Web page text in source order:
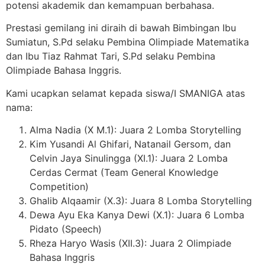
potensi akademik dan kemampuan berbahasa.
Prestasi gemilang ini diraih di bawah Bimbingan Ibu
Sumiatun, S.Pd selaku Pembina Olimpiade Matematika
dan Ibu Tiaz Rahmat Tari, S.Pd selaku Pembina
Olimpiade Bahasa Inggris.
Kami ucapkan selamat kepada siswa/I SMANIGA atas
nama:
Alma Nadia (X M.1): Juara 2 Lomba Storytelling
Kim Yusandi Al Ghifari, Natanail Gersom, dan
Celvin Jaya Sinulingga (XI.1): Juara 2 Lomba
Cerdas Cermat (Team General Knowledge
Competition)
Ghalib Alqaamir (X.3): Juara 8 Lomba Storytelling
Dewa Ayu Eka Kanya Dewi (X.1): Juara 6 Lomba
Pidato (Speech)
Rheza Haryo Wasis (XII.3): Juara 2 Olimpiade
Bahasa Inggris